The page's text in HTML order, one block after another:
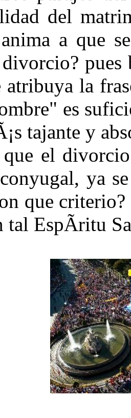
del
a que
atribuya la
es
tajante y
que el
ya
que
tal EspÃ­ritu